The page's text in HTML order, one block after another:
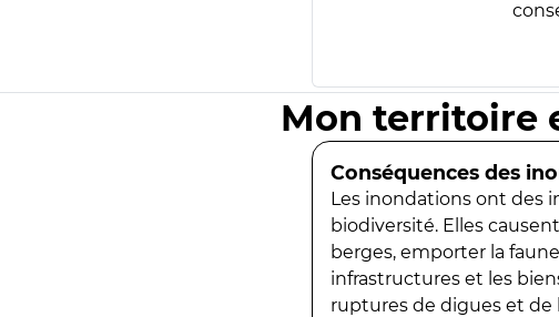
Mon territoire
Conséquences des
Les inondations ont des
biodiversité. Elles
berges, emporter la
infrastructures et les
ruptures de digues et de